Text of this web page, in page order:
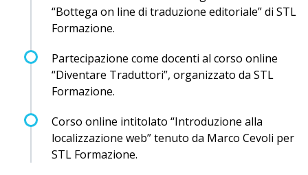
“Bottega on line di traduzione editoriale” di STL
Formazione.
Partecipazione come docenti al corso online
“Diventare Traduttori”, organizzato da STL
Formazione.
Corso online intitolato “Introduzione alla
localizzazione web” tenuto da Marco Cevoli per
STL Formazione.